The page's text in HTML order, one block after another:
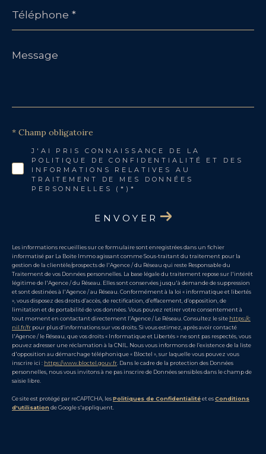
*
Message
*
J'AI PRIS CONNAISSANCE DE LA
POLITIQUE DE CONFIDENTIALITÉ ET DES
INFORMATIONS RELATIVES AU
TRAITEMENT DE MES DONNÉES
PERSONNELLES (*)*
* Champ obligatoire
ENVOYER
Les informations recueillies sur ce formulaire sont enregistrées dans un fichier
informatisé par La Boite Immo agissant comme Sous-traitant du traitement pour la
gestion de la clientèle/prospects de l'Agence / du Réseau qui reste Responsable du
Traitement de vos Données personnelles. La base légale du traitement repose sur l'intérêt
légitime de l'Agence / du Réseau. Elles sont conservées jusqu'à demande de suppression
et sont destinées à l'Agence / au Réseau. Conformément à la loi « informatique et libertés
», vous disposez des droits d’accès, de rectification, d’effacement, d’opposition, de
limitation et de portabilité de vos données. Vous pouvez retirer votre consentement à
tout moment en contactant directement l’Agence / Le Réseau. Consultez le site https://c
nil.fr/fr pour plus d’informations sur vos droits. Si vous estimez, après avoir contacté
l'Agence / le Réseau, que vos droits « Informatique et Libertés » ne sont pas respectés, vous
pouvez adresser une réclamation à la CNIL. Nous vous informons de l’existence de la liste
d'opposition au démarchage téléphonique « Bloctel », sur laquelle vous pouvez vous
inscrire ici : https://www.bloctel.gouv.fr . Dans le cadre de la protection des Données
personnelles, nous vous invitons à ne pas inscrire de Données sensibles dans le champ de
saisie libre.
Ce site est protégé par reCAPTCHA, lesPolitiques de Confidentialitéet esConditions
d'utilisation de Google s'appliquent.